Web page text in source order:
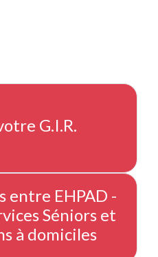
G.I.R.
entre EHPAD -
Séniors et
à domiciles